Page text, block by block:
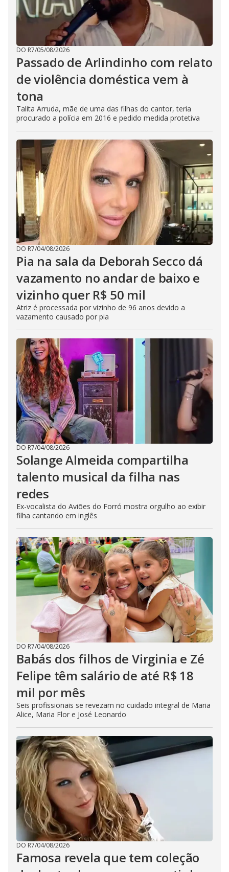
DO R7/05/08/2026
Passado de Arlindinho com relato
de violência doméstica vem à
tona
Talita Arruda, mãe de uma das filhas do cantor, teria
procurado a polícia em 2016 e pedido medida protetiva
DO R7/04/08/2026
Pia na sala da Deborah Secco dá
vazamento no andar de baixo e
vizinho quer R$ 50 mil
Atriz é processada por vizinho de 96 anos devido a
vazamento causado por pia
DO R7/04/08/2026
Solange Almeida compartilha
talento musical da filha nas
redes
Ex-vocalista do Aviões do Forró mostra orgulho ao exibir
filha cantando em inglês
DO R7/04/08/2026
Babás dos filhos de Virginia e Zé
Felipe têm salário de até R$ 18
mil por mês
Seis profissionais se revezam no cuidado integral de Maria
Alice, Maria Flor e José Leonardo
DO R7/04/08/2026
Famosa revela que tem coleção